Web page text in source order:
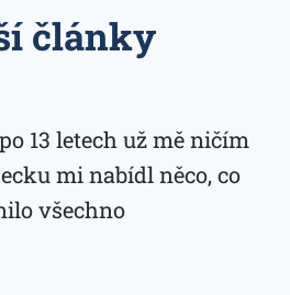
články
13 letech už mě ničím
mi nabídl něco, co
všechno